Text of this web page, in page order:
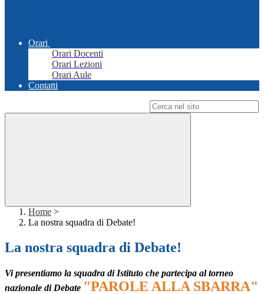
Orari
Orari Docenti
Orari Lezioni
Orari Aule
Contatti
Home >
La nostra squadra di Debate!
La nostra squadra di Debate!
Vi presentiamo la squadra di Istituto che partecipa al torneo
nazionale di Debate "PAROLE ALLA SBARRA"